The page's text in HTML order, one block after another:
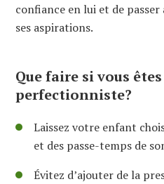
confiance en lui et de passer
ses aspirations.
Que faire si vous
perfectionniste?
Laissez votre enfant
et des passe-temps de
Évitez d’ajouter de la